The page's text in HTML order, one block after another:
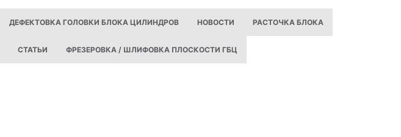
ДЕФЕКТОВКА ГОЛОВКИ БЛОКА ЦИЛИНДРОВ НОВОСТИ РАСТОЧКА БЛОКА
СТАТЬИ ФРЕЗЕРОВКА / ШЛИФОВКА ПЛОСКОСТИ ГБЦ